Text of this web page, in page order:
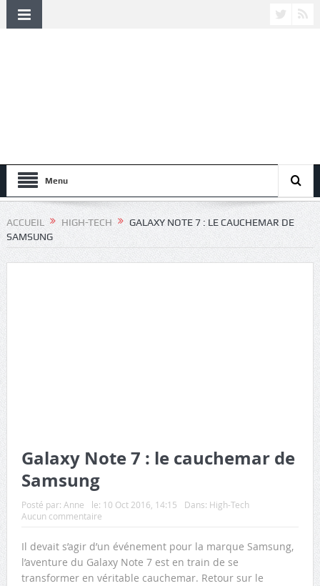
Menu
ACCUEIL HIGH-TECH
GALAXY NOTE 7 : LE CAUCHEMAR DE
SAMSUNG
Galaxy Note 7 : le cauchemar de
Samsung
Posté par: Anne le: 10 Oct 2016, 14:15 Dans: High-Tech
Aucun commentaire
Il devait s’agir d’un événement pour la marque Samsung,
l’aventure du Galaxy Note 7 est en train de se
transformer en véritable cauchemar. Retour sur le